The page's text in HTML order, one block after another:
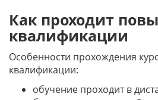
Как проходит
квалификации
Особенности прохождения
квалификации:
обучение проходит в